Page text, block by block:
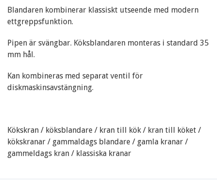
Blandaren kombinerar klassiskt utseende med modern
ettgreppsfunktion.
Pipen är svängbar. Köksblandaren monteras i standard 35
mm hål.
Kan kombineras med separat ventil för
diskmaskinsavstängning.
Kökskran / köksblandare / kran till kök / kran till köket /
kökskranar / gammaldags blandare / gamla kranar /
gammeldags kran / klassiska kranar